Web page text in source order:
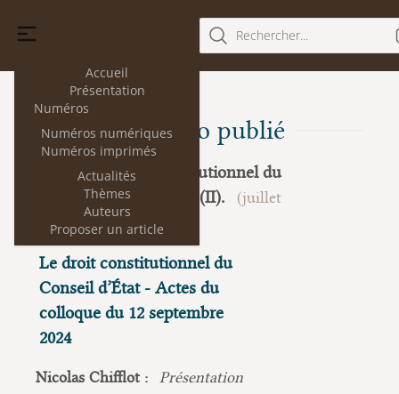
Accueil
Présentation
Numéros
Numéros numériques
Numéros imprimés
Actualités
Thèmes
Auteurs
Proposer un article
Rechercher...
Dernier numéro publié
Le droit constitutionnel du
Conseil d'État (II).
(juillet
2025)
Le droit constitutionnel du
Conseil d’État - Actes du
colloque du 12 septembre
2024
Nicolas Chifflot :
Présentation